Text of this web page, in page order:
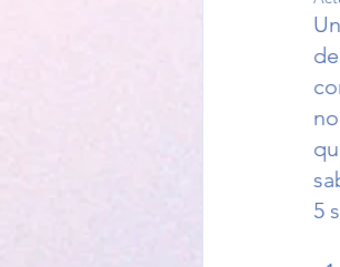
5